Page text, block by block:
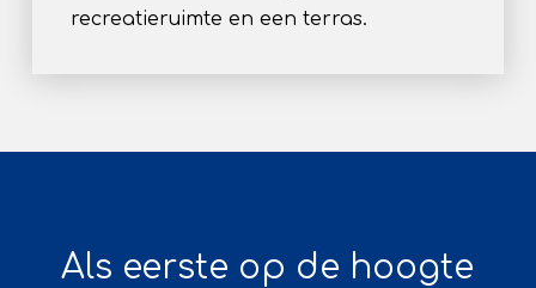
recreatieruimte en een terras.
Als eerste op de hoogte